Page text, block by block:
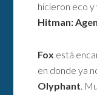
hicieron eco
Hitman:
Fox está
en donde ya
Olyphant.